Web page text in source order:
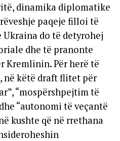
dinamika diplomatike
paqeje filloi të
do të detyrohej
dhe të pranonte
Kremlinin. Për herë të
në këtë draft flitet për
“mospërshpejtim të
“autonomi të veçantë
kushte që në rrethana